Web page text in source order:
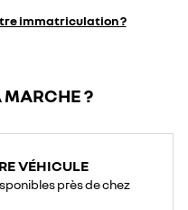
immatriculation ?
?
VÉHICULE
près de chez